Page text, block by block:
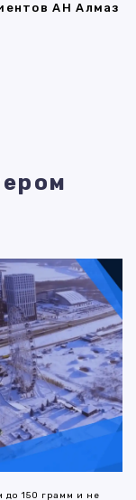
АН Алмаз
до 150 грамм и не